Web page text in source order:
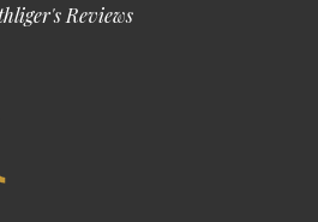
Reviews